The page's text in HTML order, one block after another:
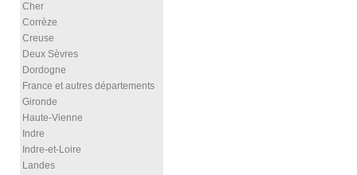
Cher
Corrèze
Creuse
Deux Sèvres
Dordogne
France et autres départements
Gironde
Haute-Vienne
Indre
Indre-et-Loire
Landes